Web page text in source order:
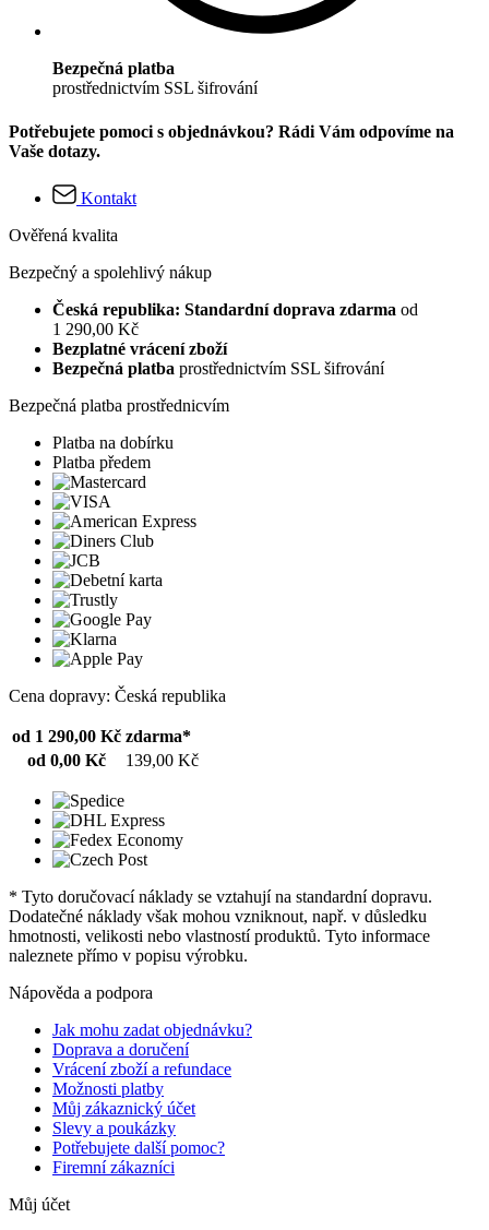
Bezpečná platba
prostřednictvím SSL šifrování
Potřebujete pomoci s objednávkou? Rádi Vám odpovíme na
Vaše dotazy.
Kontakt
Ověřená kvalita
Bezpečný a spolehlivý nákup
Česká republika: Standardní doprava zdarma od
1 290,00 Kč
Bezplatné vrácení zboží
Bezpečná platba prostřednictvím SSL šifrování
Bezpečná platba prostřednicvím
Platba na dobírku
Platba předem
Cena dopravy: Česká republika
od 1 290,00 Kč zdarma*
od 0,00 Kč
139,00 Kč
* Tyto doručovací náklady se vztahují na standardní dopravu.
Dodatečné náklady však mohou vzniknout, např. v důsledku
hmotnosti, velikosti nebo vlastností produktů. Tyto informace
naleznete přímo v popisu výrobku.
Nápověda a podpora
Jak mohu zadat objednávku?
Doprava a doručení
Vrácení zboží a refundace
Možnosti platby
Můj zákaznický účet
Slevy a poukázky
Potřebujete další pomoc?
Firemní zákazníci
Můj účet